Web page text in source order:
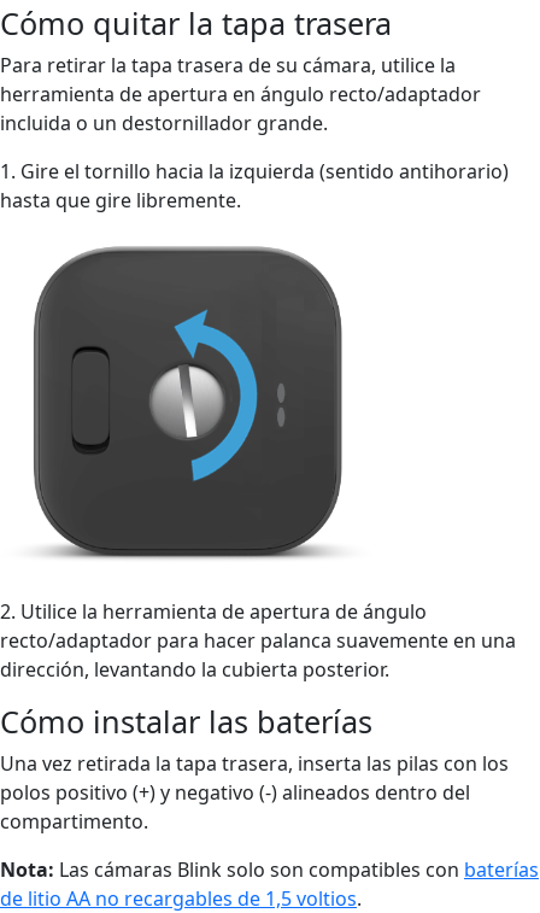
Cómo quitar la tapa trasera
Para retirar la tapa trasera de su cámara, utilice la
herramienta de apertura en ángulo recto/adaptador
incluida o un destornillador grande.
1. Gire el tornillo hacia la izquierda (sentido antihorario)
hasta que gire libremente.
2. Utilice la herramienta de apertura de ángulo
recto/adaptador para hacer palanca suavemente en una
dirección, levantando la cubierta posterior.
Cómo instalar las baterías
Una vez retirada la tapa trasera, inserta las pilas con los
polos positivo (+) y negativo (-) alineados dentro del
compartimento.
Nota: Las cámaras Blink solo son compatibles con baterías
de litio AA no recargables de 1,5 voltios.